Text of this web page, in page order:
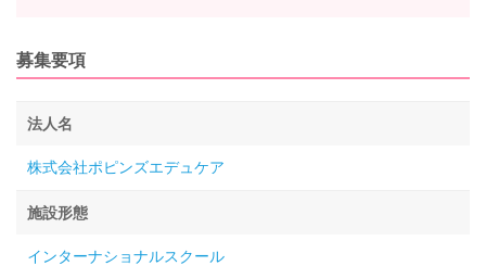
募集要項
法人名
株式会社ポピンズエデュケア
施設形態
インターナショナルスクール